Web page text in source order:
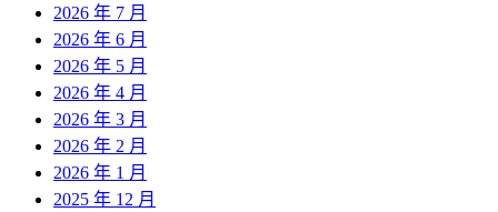
2026 年 7 月
2026 年 6 月
2026 年 5 月
2026 年 4 月
2026 年 3 月
2026 年 2 月
2026 年 1 月
2025 年 12 月